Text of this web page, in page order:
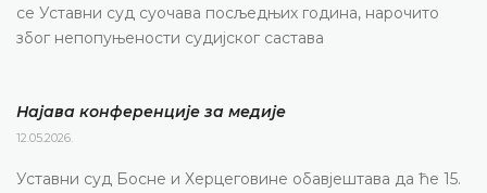
се Уставни суд суочава посљедњих година, нарочито
због непопуњености судијског састава
Најава конференције за медије
12.05.2026.
Уставни суд Босне и Херцеговине обавјештава да ће 15.